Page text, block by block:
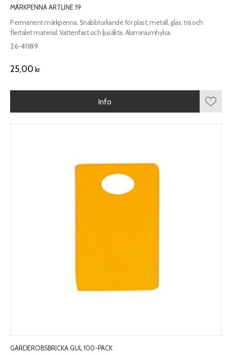
MÄRKPENNA ARTLINE 19
Permanent märkpenna. Snabbtorkande för plast, metall, glas, trä och
flertalet material. Vattenfast och ljusäkta. Aluminiumhylsa.
26-41189
25,00 kr
Info
GARDEROBSBRICKA GUL 100-PACK